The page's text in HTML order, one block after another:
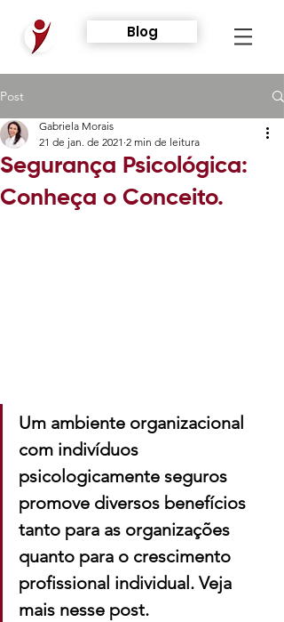
Blog
Post
Segurança Psicológica:
Conheça o Conceito.
Gabriela Morais
21 de jan. de 2021 2 min de leitura
Um ambiente organizacional
com indivíduos
psicologicamente seguros
promove diversos benefícios
tanto para as organizações
quanto para o crescimento
profissional individual. Veja
mais nesse post.